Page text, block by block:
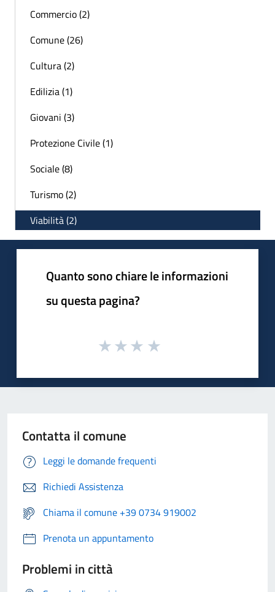
Commercio (2)
Comune (26)
Cultura (2)
Edilizia (1)
Giovani (3)
Protezione Civile (1)
Sociale (8)
Turismo (2)
Viabilità (2)
Quanto sono chiare le informazioni
su questa pagina?
Contatta il comune
Leggi le domande frequenti
Richiedi Assistenza
Chiama il comune +39 0734 919002
Prenota un appuntamento
Problemi in città